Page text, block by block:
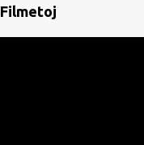
Filmetoj